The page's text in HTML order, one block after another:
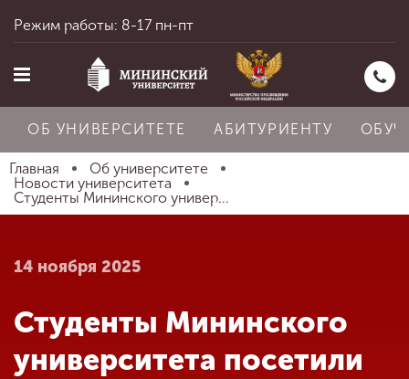
Главная
Абитуриенту
Режим работы: 8-17 пн-пт
ОБ УНИВЕРСИТЕТЕ АБИТУРИЕНТУ
Главная
Об университете
Новости университета
Студенты Мининского универ...
14 ноября 2025
Студенты Мининского
университета посетили